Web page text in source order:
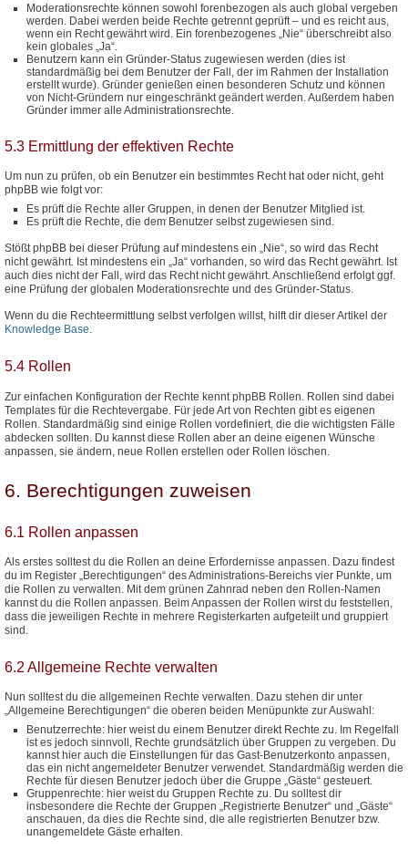
Moderationsrechte können sowohl forenbezogen als auch global vergeben
werden. Dabei werden beide Rechte getrennt geprüft – und es reicht aus,
wenn ein Recht gewährt wird. Ein forenbezogenes „Nie“ überschreibt also
kein globales „Ja“.
Benutzern kann ein Gründer-Status zugewiesen werden (dies ist
standardmäßig bei dem Benutzer der Fall, der im Rahmen der Installation
erstellt wurde). Gründer genießen einen besonderen Schutz und können
von Nicht-Gründern nur eingeschränkt geändert werden. Außerdem haben
Gründer immer alle Administrationsrechte.
5.3 Ermittlung der effektiven Rechte
Um nun zu prüfen, ob ein Benutzer ein bestimmtes Recht hat oder nicht, geht
phpBB wie folgt vor:
Es prüft die Rechte aller Gruppen, in denen der Benutzer Mitglied ist.
Es prüft die Rechte, die dem Benutzer selbst zugewiesen sind.
Stößt phpBB bei dieser Prüfung auf mindestens ein „Nie“, so wird das Recht
nicht gewährt. Ist mindestens ein „Ja“ vorhanden, so wird das Recht gewährt. Ist
auch dies nicht der Fall, wird das Recht nicht gewährt. Anschließend erfolgt ggf.
eine Prüfung der globalen Moderationsrechte und des Gründer-Status.
Wenn du die Rechteermittlung selbst verfolgen willst, hilft dir dieser Artikel der
Knowledge Base.
5.4 Rollen
Zur einfachen Konfiguration der Rechte kennt phpBB Rollen. Rollen sind dabei
Templates für die Rechtevergabe. Für jede Art von Rechten gibt es eigenen
Rollen. Standardmäßig sind einige Rollen vordefiniert, die die wichtigsten Fälle
abdecken sollten. Du kannst diese Rollen aber an deine eigenen Wünsche
anpassen, sie ändern, neue Rollen erstellen oder Rollen löschen.
6. Berechtigungen zuweisen
6.1 Rollen anpassen
Als erstes solltest du die Rollen an deine Erfordernisse anpassen. Dazu findest
du im Register „Berechtigungen“ des Administrations-Bereichs vier Punkte, um
die Rollen zu verwalten. Mit dem grünen Zahnrad neben den Rollen-Namen
kannst du die Rollen anpassen. Beim Anpassen der Rollen wirst du feststellen,
dass die jeweiligen Rechte in mehrere Registerkarten aufgeteilt und gruppiert
sind.
6.2 Allgemeine Rechte verwalten
Nun solltest du die allgemeinen Rechte verwalten. Dazu stehen dir unter
„Allgemeine Berechtigungen“ die oberen beiden Menüpunkte zur Auswahl:
Benutzerrechte: hier weist du einem Benutzer direkt Rechte zu. Im Regelfall
ist es jedoch sinnvoll, Rechte grundsätzlich über Gruppen zu vergeben. Du
kannst hier auch die Einstellungen für das Gast-Benutzerkonto anpassen,
das ein nicht angemeldeter Benutzer verwendet. Standardmäßig werden die
Rechte für diesen Benutzer jedoch über die Gruppe „Gäste“ gesteuert.
Gruppenrechte: hier weist du Gruppen Rechte zu. Du solltest dir
insbesondere die Rechte der Gruppen „Registrierte Benutzer“ und „Gäste“
anschauen, da dies die Rechte sind, die alle registrierten Benutzer bzw.
unangemeldete Gäste erhalten.